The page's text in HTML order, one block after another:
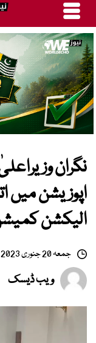
نگران
اپوزیشن میں
الیکشن
جمعہ 20 جنوری 2023
ویب ڈیسک